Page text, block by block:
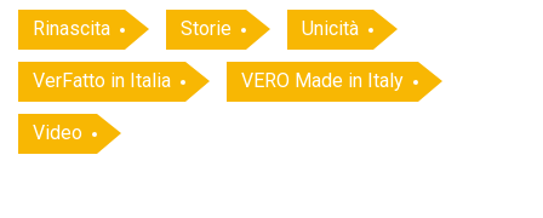
Rinascita Storie Unicità
VerFatto in Italia VERO Made in Italy
Video